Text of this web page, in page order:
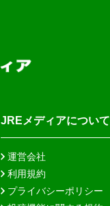
JREメディアについて
運営会社
利用規約
プライバシーポリシー